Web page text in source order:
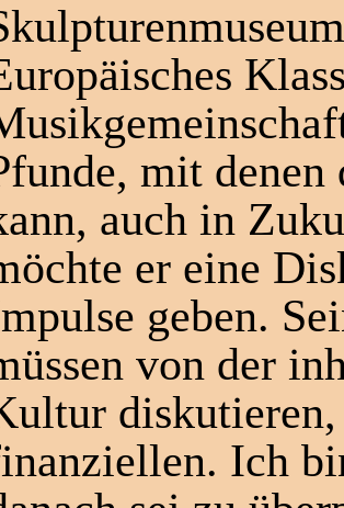
mit denen
auch in
er eine
geben.
von der
Ich